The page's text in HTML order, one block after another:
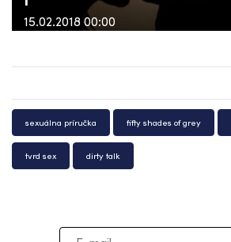
15.02.2018 00:00
sexuálna príručka fifty shades of grey
tvrd sex dirty talk